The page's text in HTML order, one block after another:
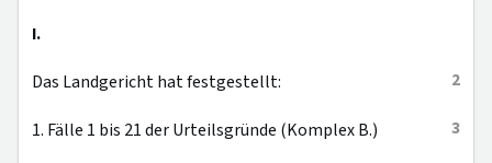
I.
2
Das Landgericht hat festgestellt:
3
1. Fälle 1 bis 21 der Urteilsgründe (Komplex B.)